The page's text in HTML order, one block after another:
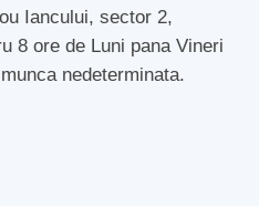
Iancului, sector 2,
8 ore de Luni pana Vineri
nedeterminata.